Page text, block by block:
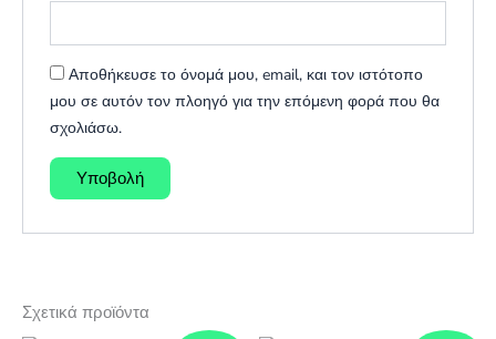
Αποθήκευσε το όνομά μου, email, και τον ιστότοπο
μου σε αυτόν τον πλοηγό για την επόμενη φορά που θα
σχολιάσω.
Σχετικά προϊόντα